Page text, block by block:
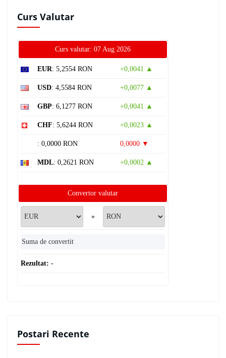
Curs Valutar
Curs valutar: 07 Aug 2026
EUR: 5,2554 RON +0,0041 ▲
USD: 4,5584 RON +0,0077 ▲
GBP: 6,1277 RON +0,0041 ▲
CHF: 5,6244 RON +0,0023 ▲
: 0,0000 RON 0,0000 ▼
MDL: 0,2621 RON +0,0002 ▲
Convertor valutar
»
Rezultat: -
Postari Recente